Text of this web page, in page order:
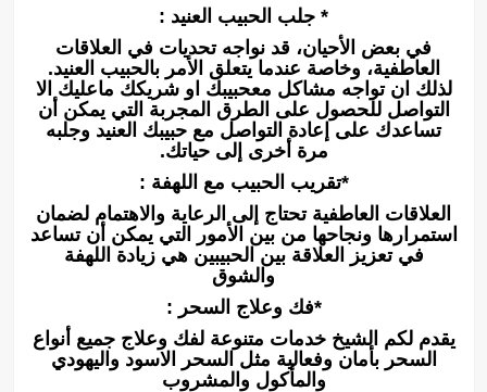
* جلب الحبيب العنيد :
في بعض الأحيان، قد نواجه تحديات في العلاقات
العاطفية، وخاصة عندما يتعلق الأمر بالحبيب العنيد.
لذلك ان تواجه مشاكل معحبيبك او شريكك ماعليك الا
التواصل للحصول على الطرق المجربة التي يمكن أن
تساعدك على إعادة التواصل مع حبيبك العنيد وجلبه
مرة أخرى إلى حياتك.
*تقريب الحبيب مع اللهفة :
العلاقات العاطفية تحتاج إلى الرعاية والاهتمام لضمان
استمرارها ونجاحها من بين الأمور التي يمكن أن تساعد
في تعزيز العلاقة بين الحبيبين هي زيادة اللهفة
والشوق
*فك وعلاج السحر :
يقدم لكم الشيخ خدمات متنوعة لفك وعلاج جميع أنواع
السحر بأمان وفعالية مثل السحر الاسود واليهودي
والمأكول والمشروب